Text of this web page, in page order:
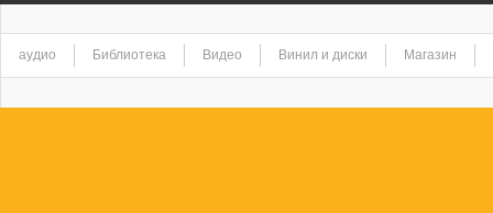
аудио Библиотека Видео Винил и диски Магазин